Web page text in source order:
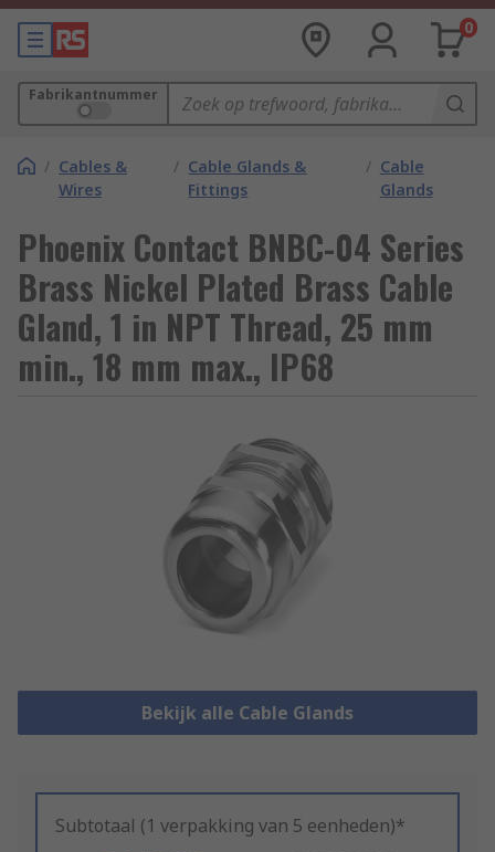
0
Fabrikantnummer
/ Cables &
Wires
/ Cable Glands &
Fittings
/ Cable
Glands
Phoenix Contact BNBC-04 Series
Brass Nickel Plated Brass Cable
Gland, 1 in NPT Thread, 25 mm
min., 18 mm max., IP68
Bekijk alle Cable Glands
Subtotaal (1 verpakking van 5 eenheden)*